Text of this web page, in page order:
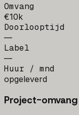
Omvang
€10k
Doorlooptijd
—
Label
—
Huur / mnd
opgeleverd
Project-omvang